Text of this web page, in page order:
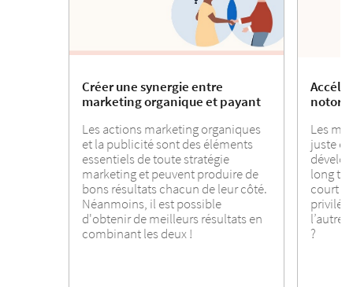
Créer une synergie entre
marketing organique et payant
Les actions marketing organiques
et la publicité sont des éléments
essentiels de toute stratégie
marketing et peuvent produire de
bons résultats chacun de leur côté.
Néanmoins, il est possible
d'obtenir de meilleurs résultats en
combinant les deux !
Les
juste
long
court
?